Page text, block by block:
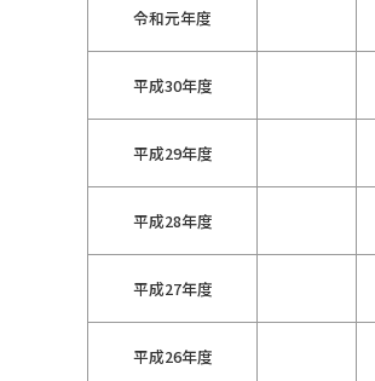
令和元年度
平成30年度
平成29年度
平成28年度
平成27年度
平成26年度